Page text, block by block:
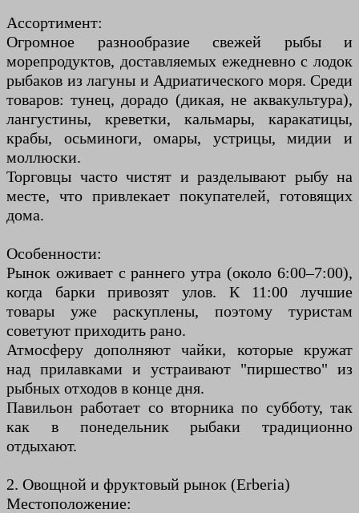
Ассортимент:
Огромное разнообразие свежей рыбы и
морепродуктов, доставляемых ежедневно с лодок
рыбаков из лагуны и Адриатического моря. Среди
товаров: тунец, дорадо (дикая, не аквакультура),
лангустины, креветки, кальмары, каракатицы,
крабы, осьминоги, омары, устрицы, мидии и
моллюски.
Торговцы часто чистят и разделывают рыбу на
месте, что привлекает покупателей, готовящих
дома.
Особенности:
Рынок оживает с раннего утра (около 6:00–7:00),
когда барки привозят улов. К 11:00 лучшие
товары уже раскуплены, поэтому туристам
советуют приходить рано.
Атмосферу дополняют чайки, которые кружат
над прилавками и устраивают "пиршество" из
рыбных отходов в конце дня.
Павильон работает со вторника по субботу, так
как в понедельник рыбаки традиционно
отдыхают.
2. Овощной и фруктовый рынок (Erberia)
Местоположение: